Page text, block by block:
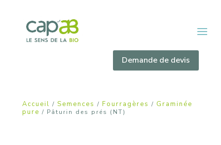
Demande de devis
Accueil / Semences / Fourragères / Graminée
pure / Pâturin des prés (NT)